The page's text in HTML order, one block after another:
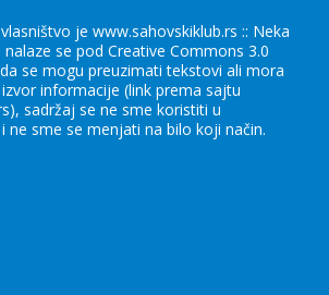
je www.sahovskiklub.rs :: Neka
se pod Creative Commons 3.0
se mogu preuzimati tekstovi ali mora
informacije (link prema sajtu
sadržaj se ne sme koristiti u
ne sme se menjati na bilo koji način.